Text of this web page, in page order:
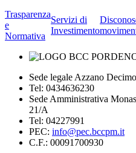
Trasparenza
e
Normativa
Servizi di
Investimento
Sede legale Azzano
Tel: 0434636230
Sede Amministrativa
21/A
Tel: 04227991
PEC: info@pec.bccpm.it
C.F.: 00091700930